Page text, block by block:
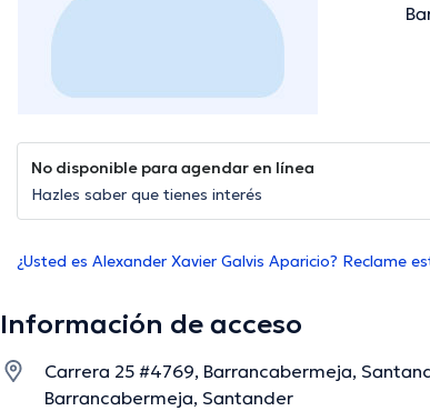
No disponible para agendar en línea
Hazles saber que tienes interés
¿Usted es Alexander Xavier Galvis Aparicio? Reclame
Información de acceso
Carrera 25 #4769, Barrancabermeja,
Barrancabermeja, Santander